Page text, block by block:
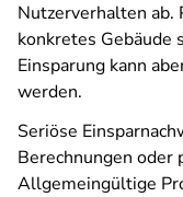
Nutzerverhalten ab.
konkretes Gebäude
Einsparung kann
werden.
Seriöse
Berechnungen oder
Allgemeingültige